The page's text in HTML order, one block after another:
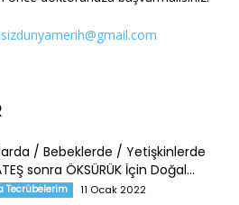
/ Bebeklerde / Yetişkinlerde
sonra ÖKSÜRÜK İçin Doğal...
Tecrübelerim 11 Ocak 2022